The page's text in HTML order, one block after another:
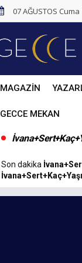
07 AĞUSTOS Cuma
MAGAZİN
GECCE MEKAN
Son dakika